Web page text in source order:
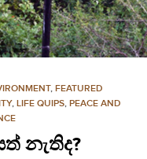
, FEATURED
, LIFE QUIPS, PEACE AND
නැතිද?